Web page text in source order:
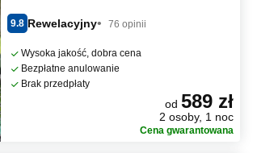
9.8 Rewelacyjny 76 opinii
Wysoka jakość, dobra cena
Bezpłatne anulowanie
Brak przedpłaty
od 589 zł
2 osoby, 1 noc
Cena gwarantowana